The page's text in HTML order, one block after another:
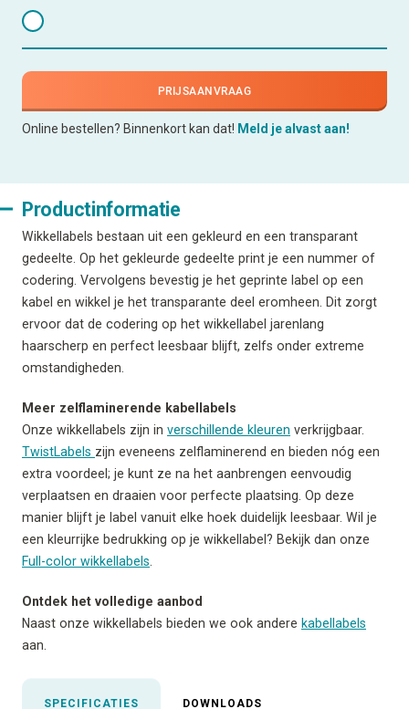
PRIJSAANVRAAG
Online bestellen? Binnenkort kan dat! Meld je alvast aan!
Productinformatie
Wikkellabels bestaan uit een gekleurd en een transparant
gedeelte. Op het gekleurde gedeelte print je een nummer of
codering. Vervolgens bevestig je het geprinte label op een
kabel en wikkel je het transparante deel eromheen. Dit zorgt
ervoor dat de codering op het wikkellabel jarenlang
haarscherp en perfect leesbaar blijft, zelfs onder extreme
omstandigheden.
Meer zelflaminerende kabellabels
Onze wikkellabels zijn in verschillende kleuren verkrijgbaar.
TwistLabels zijn eveneens zelflaminerend en bieden nóg een
extra voordeel; je kunt ze na het aanbrengen eenvoudig
verplaatsen en draaien voor perfecte plaatsing. Op deze
manier blijft je label vanuit elke hoek duidelijk leesbaar. Wil je
een kleurrijke bedrukking op je wikkellabel? Bekijk dan onze
Full-color wikkellabels
Ontdek het volledige aanbod
Naast onze wikkellabels bieden we ook andere kabellabels
aan.
SPECIFICATIES DOWNLOADS